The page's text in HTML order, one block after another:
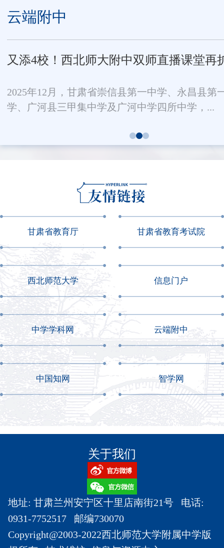
云端附中
又添4校！西北师大附中双师直播课堂再
2025年12月，甘肃省崇信县第一中学、永昌县第
学、广河县三甲集中学及广河中学四所中学，...
甘肃省教育厅 甘肃省教育考试院
西北师范大学 信息门户
中学学科网 云端附中
中国知网 智学网
关于我们
地址: 甘肃兰州安宁区十里店南街21号 电话:
0931-7752517 邮编730070
Copyright@2003-2022西北师范大学附属中学版